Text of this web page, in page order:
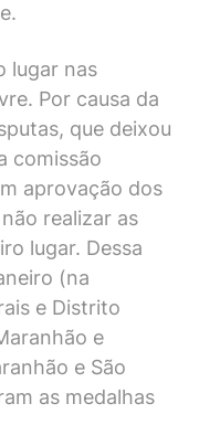
lugar nas
Por causa da
que deixou
comissão
aprovação dos
realizar as
lugar. Dessa
(na
e Distrito
e
e São
as medalhas